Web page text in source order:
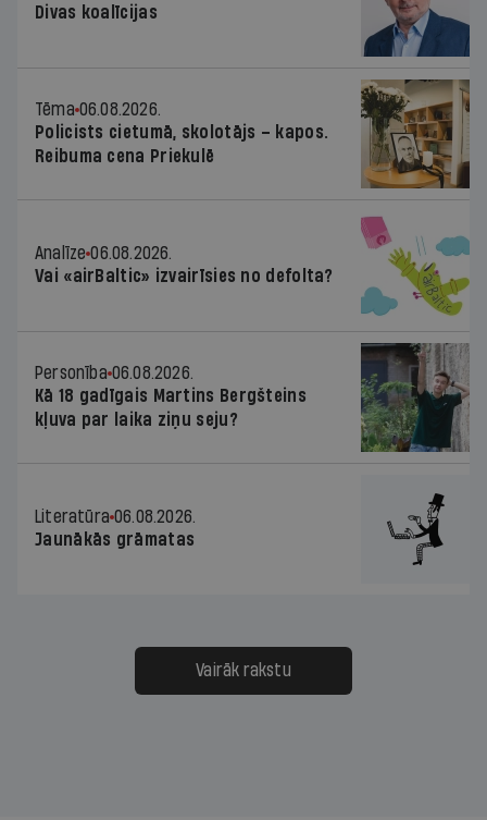
Divas koalīcijas
Tēma 06.08.2026.
Policists cietumā, skolotājs – kapos.
Reibuma cena Priekulē
Analīze 06.08.2026.
Vai «airBaltic» izvairīsies no defolta?
Personība 06.08.2026.
Kā 18 gadīgais Martins Bergšteins
kļuva par laika ziņu seju?
Literatūra 06.08.2026.
Jaunākās grāmatas
Vairāk rakstu